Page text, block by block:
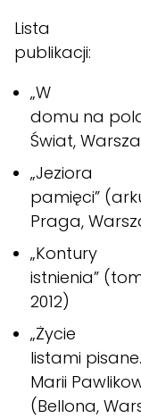
Lista
publikacji:
„W
domu na
Świat,
„Jeziora
pamięci”
Praga,
„Kontury
istnienia”
2012)
„Życie
listami
Marii
(Bellona,